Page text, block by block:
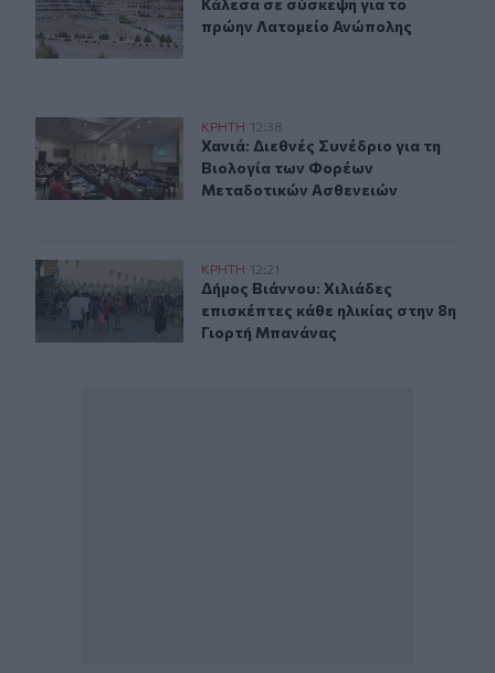
Κάλεσα σε σύσκεψη για το πρώην
πρώην Λατομείο Ανώπολης
Χανιά: Διεθνές Συνέδριο για τη Βιολογία των Φορέων
ΚΡΗΤΗ 12:38
Χανιά: Διεθνές Συνέδριο για τη
Χανιά: Διεθνές Συνέδριο για τη
Βιολογία των Φορέων
Μεταδοτικών Ασθενειών
Δήμος Βιάννου: Χιλιάδες επισκέπτες κάθε ηλικίας
ΚΡΗΤΗ 12:21
Δήμος Βιάννου: Χιλιάδες
Δήμος Βιάννου: Χιλιάδες
επισκέπτες κάθε ηλικίας στην 8η
Γιορτή Μπανάνας